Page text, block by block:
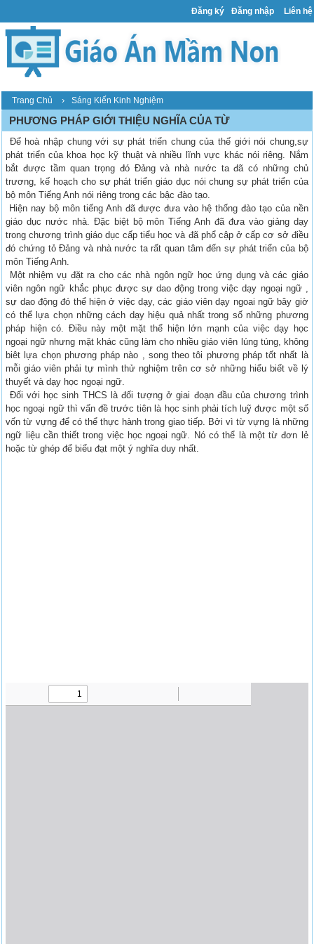
Đăng ký Đăng nhập Liên hệ
Trang Chủ › Sáng Kiến Kinh Nghiệm
PHƯƠNG PHÁP GIỚI THIỆU NGHĨA CỦA TỪ
Để hoà nhập chung với sự phát triển chung của thế giới nói chung,sự
phát triển của khoa học kỹ thuật và nhiều lĩnh vực khác nói riêng. Nắm
bắt được tầm quan trọng đó Đảng và nhà nước ta đã có những chủ
trương, kế hoạch cho sự phát triển giáo dục nói chung sự phát triển của
bộ môn Tiếng Anh nói riêng trong các bậc đào tạo.
Hiện nay bộ môn tiếng Anh đã được đưa vào hệ thống đào tạo của nền
giáo dục nước nhà. Đặc biệt bộ môn Tiếng Anh đã đưa vào giảng dạy
trong chương trình giáo dục cấp tiểu học và đã phổ cập ở cấp cơ sở điều
đó chứng tỏ Đảng và nhà nước ta rất quan tâm đến sự phát triển của bộ
môn Tiếng Anh.
Một nhiệm vụ đặt ra cho các nhà ngôn ngữ học ứng dụng và các giáo
viên ngôn ngữ khắc phục được sự dao động trong việc dạy ngoại ngữ ,
sự dao động đó thể hiện ở việc dạy, các giáo viên dạy ngoai ngữ bây giờ
có thể lựa chọn những cách dạy hiệu quả nhất trong số những phương
pháp hiện có. Điều này một mặt thể hiện lớn mạnh của việc dạy học
ngoại ngữ nhưng mặt khác cũng làm cho nhiều giáo viên lúng túng, không
biêt lựa chọn phương pháp nào , song theo tôi phương pháp tốt nhất là
mỗi giáo viên phải tự mình thử nghiệm trên cơ sở những hiểu biết về lý
thuyết và dạy học ngoại ngữ.
Đối với học sinh THCS là đối tượng ở giai đoạn đầu của chương trình
học ngoại ngữ thì vấn đề trước tiên là học sinh phải tích luỹ được một số
vốn từ vựng để có thể thực hành trong giao tiếp. Bởi vì từ vựng là những
ngữ liệu cần thiết trong việc học ngoại ngữ. Nó có thể là một từ đơn lẻ
hoặc từ ghép để biểu đạt một ý nghĩa duy nhất.